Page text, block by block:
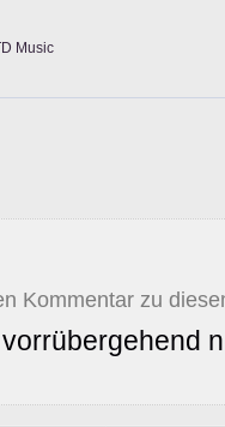
Music
Kommentar zu